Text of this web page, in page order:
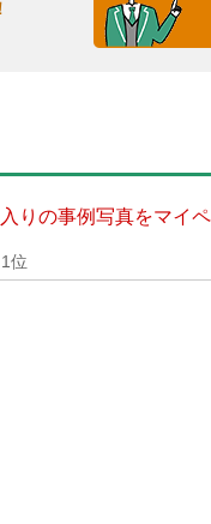
りの事例写真をマイ